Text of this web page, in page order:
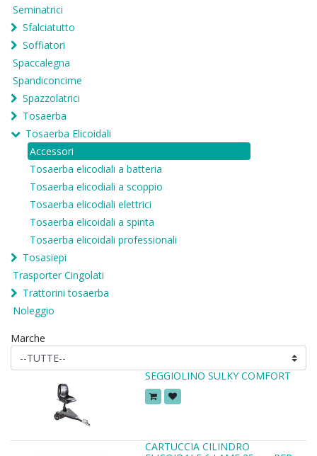
Seminatrici
Sfalciatutto
Soffiatori
Spaccalegna
Spandiconcime
Spazzolatrici
Tosaerba
Tosaerba Elicoidali
Accessori
Tosaerba elicodiali a batteria
Tosaerba elicodiali a scoppio
Tosaerba elicodiali elettrici
Tosaerba elicoidali a spinta
Tosaerba elicoidali professionali
Tosasiepi
Trasporter Cingolati
Trattorini tosaerba
Noleggio
Marche
SEGGIOLINO SULKY COMFORT
CARTUCCIA CILINDRO